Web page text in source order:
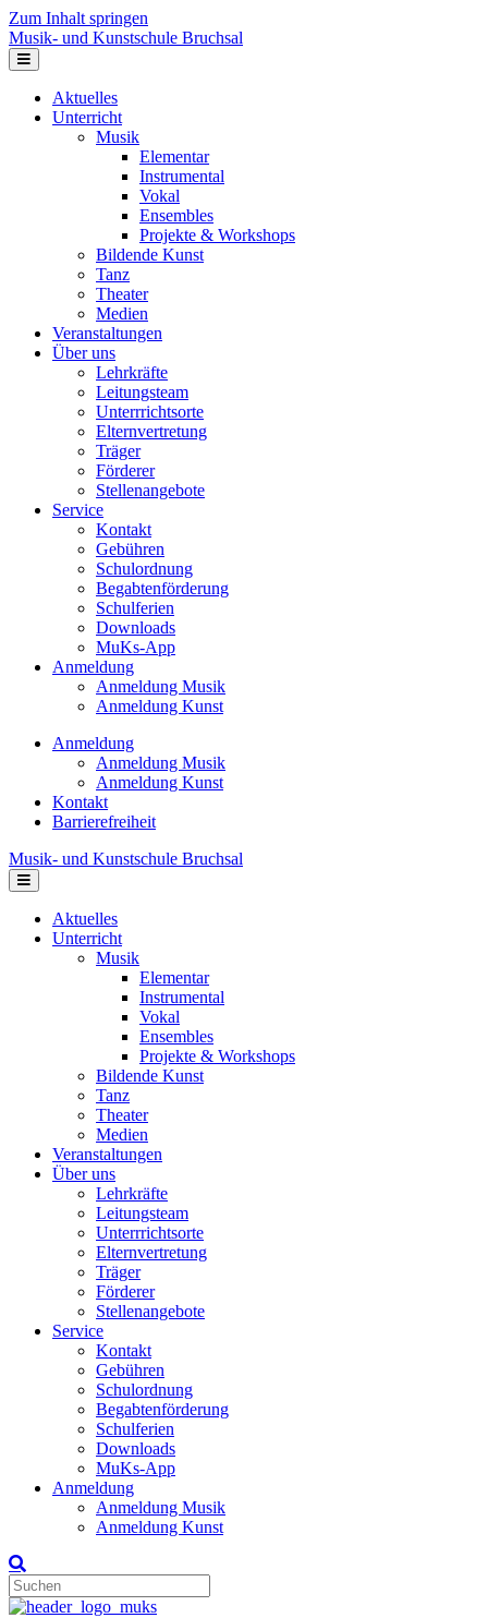
Zum Inhalt springen
Musik- und Kunstschule Bruchsal
Navigation
Aktuelles
Unterricht
Musik
Elementar
Instrumental
Vokal
Ensembles
Projekte & Workshops
Bildende Kunst
Tanz
Theater
Medien
Veranstaltungen
Über uns
Lehrkräfte
Leitungsteam
Unterrrichtsorte
Elternvertretung
Träger
Förderer
Stellenangebote
Service
Kontakt
Gebühren
Schulordnung
Begabtenförderung
Schulferien
Downloads
MuKs-App
Anmeldung
Anmeldung Musik
Anmeldung Kunst
Anmeldung
Anmeldung Musik
Anmeldung Kunst
Kontakt
Barrierefreiheit
Musik- und Kunstschule Bruchsal
Navigation
Aktuelles
Unterricht
Musik
Elementar
Instrumental
Vokal
Ensembles
Projekte & Workshops
Bildende Kunst
Tanz
Theater
Medien
Veranstaltungen
Über uns
Lehrkräfte
Leitungsteam
Unterrrichtsorte
Elternvertretung
Träger
Förderer
Stellenangebote
Service
Kontakt
Gebühren
Schulordnung
Begabtenförderung
Schulferien
Downloads
MuKs-App
Anmeldung
Anmeldung Musik
Anmeldung Kunst